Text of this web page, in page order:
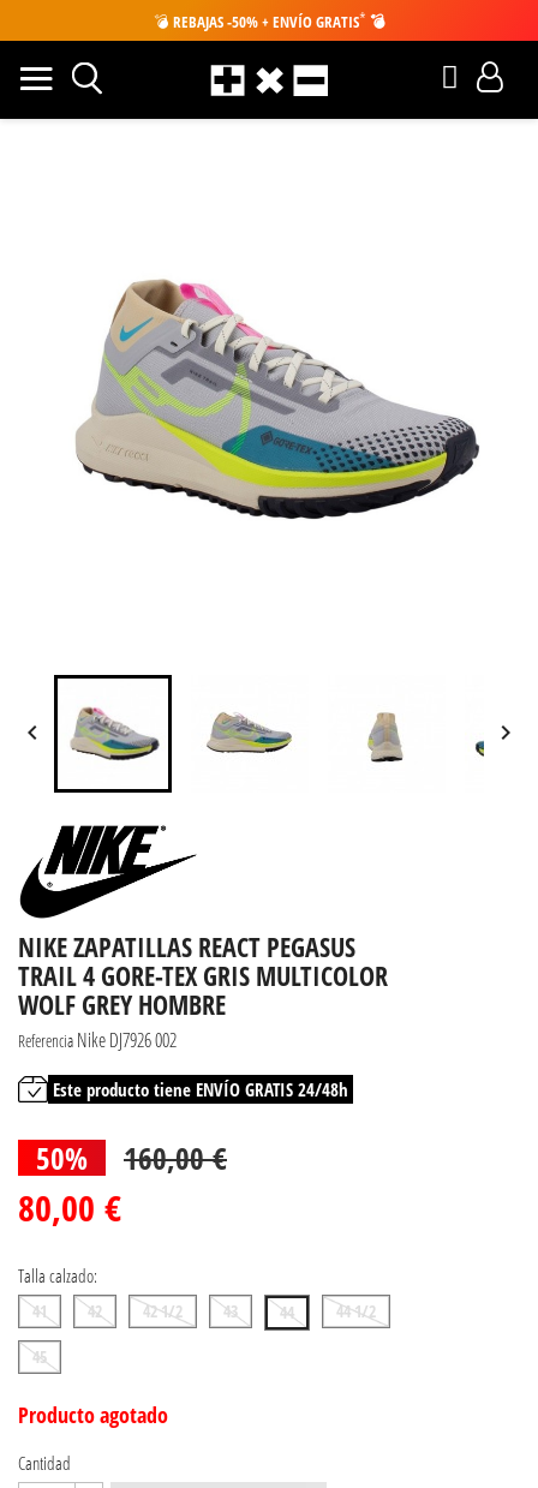
💣 REBAJAS -50% + ENVÍO GRATIS* 💣
 
NIKE ZAPATILLAS REACT PEGASUS
TRAIL 4 GORE-TEX GRIS MULTICOLOR
WOLF GREY HOMBRE
Referencia Nike DJ7926 002
Este producto tiene ENVÍO GRATIS 24/48h
50% 160,00 €
80,00 €
Talla calzado:
41 42 42 1/2 43 44
44 1/2
45
Producto agotado
Cantidad